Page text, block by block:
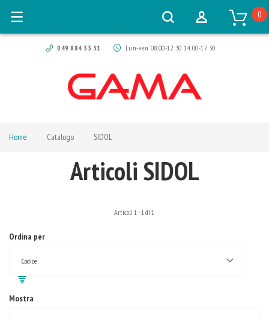
049 884 33 31 Lun-ven 08:00-12:30 14:00-17:30
0
Home Catalogo SIDOL
Articoli SIDOL
Ordina per
Codice
Articoli 1 -1 di 1
Mostra